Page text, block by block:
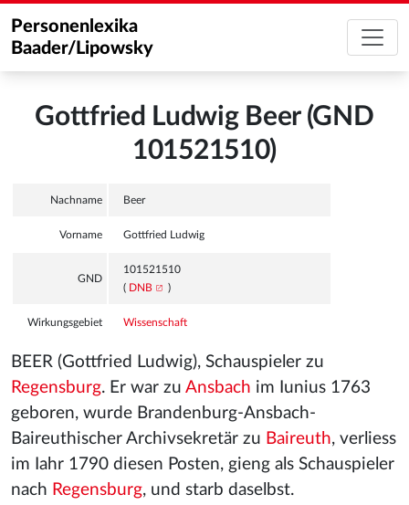
Personenlexika
Baader/Lipowsky
Gottfried Ludwig Beer (GND
101521510)
Nachname Beer
Vorname Gottfried Ludwig
GND
101521510
( DNB )
Wirkungsgebiet Wissenschaft
BEER (Gottfried Ludwig), Schauspieler zu
Regensburg. Er war zu Ansbach im Iunius 1763
geboren, wurde Brandenburg-Ansbach-
Baireuthischer Archivsekretär zu Baireuth, verliess
im Iahr 1790 diesen Posten, gieng als Schauspieler
nach Regensburg, und starb daselbst.